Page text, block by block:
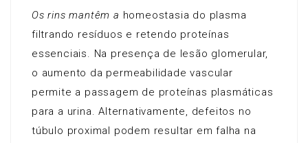
Os rins mantêm a homeostasia do plasma
filtrando resíduos e retendo proteínas
essenciais. Na presença de lesão glomerular,
o aumento da permeabilidade vascular
permite a passagem de proteínas plasmáticas
para a urina. Alternativamente, defeitos no
túbulo proximal podem resultar em falha na